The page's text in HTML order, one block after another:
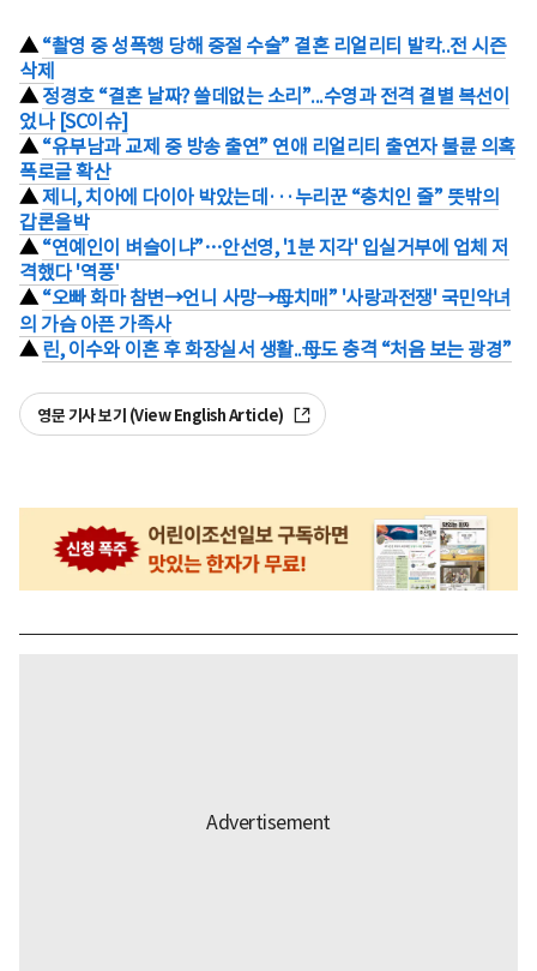
▲ “촬영 중 성폭행 당해 중절 수술” 결혼 리얼리티 발칵..전 시즌
삭제
▲ 정경호 “결혼 날짜? 쓸데없는 소리”...수영과 전격 결별 복선이
었나 [SC이슈]
▲ “유부남과 교제 중 방송 출연” 연애 리얼리티 출연자 불륜 의혹
폭로글 확산
▲제니, 치아에 다이아 박았는데···누리꾼 “충치인 줄” 뜻밖의
갑론을박
▲ “연예인이 벼슬이냐”…안선영, '1분 지각' 입실거부에 업체 저
격했다 '역풍'
▲ “오빠 화마 참변→언니 사망→母치매” '사랑과전쟁' 국민악녀
의 가슴 아픈 가족사
▲ 린, 이수와 이혼 후 화장실서 생활..母도 충격 “처음 보는 광경”
영문 기사 보기 (View English Article)